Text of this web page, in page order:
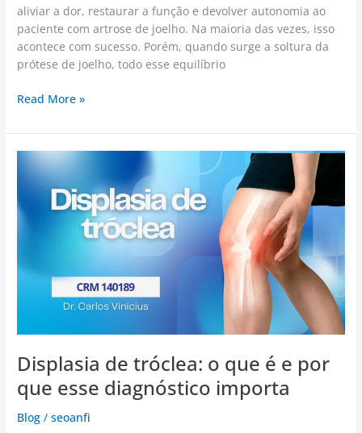
aliviar a dor, restaurar a função e devolver autonomia ao
paciente com artrose de joelho. Na maioria das vezes, isso
acontece com sucesso. Porém, quando surge a soltura da
prótese de joelho, todo esse equilíbrio
Read More »
Displasia de tróclea: o que é e por
que esse diagnóstico importa
Blog /seoanfi
Displasia
de
tróclea:
o
e
diagnóstico
importa